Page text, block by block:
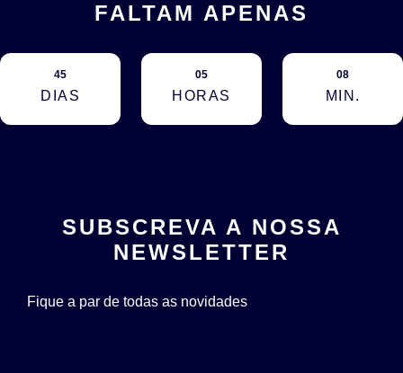
FALTAM APENAS
45
DIAS
05
HORAS
08
MIN.
SUBSCREVA A NOSSA
NEWSLETTER
Fique a par de todas as novidades